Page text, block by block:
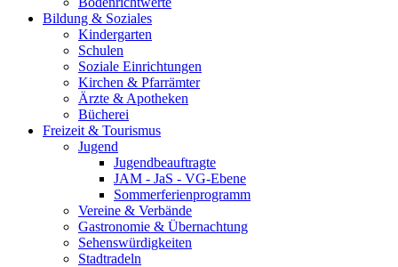
Bildung & Soziales
Kindergarten
Schulen
Soziale Einrichtungen
Kirchen & Pfarrämter
Ärzte & Apotheken
Bücherei
Freizeit & Tourismus
Jugend
Jugendbeauftragte
JAM - JaS - VG-Ebene
Sommerferienprogramm
Vereine & Verbände
Gastronomie & Übernachtung
Sehenswürdigkeiten
Stadtradeln